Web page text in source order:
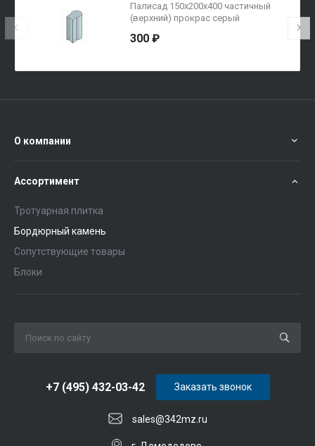
Палисад 150х200х400 частичный
(верхний) прокрас серый
300 ₽
О компании
Ассортимент
Тротуарная плитка
Бордюрный камень
Сопутствующие товары
Блоки
sales@342mz.ru
+7 (495) 432-03-42 Заказать звонок